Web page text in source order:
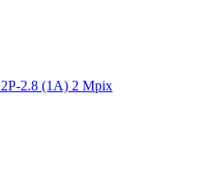
2.8 (1A) 2 Mpix